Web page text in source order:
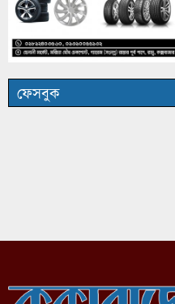
ফেসবুক